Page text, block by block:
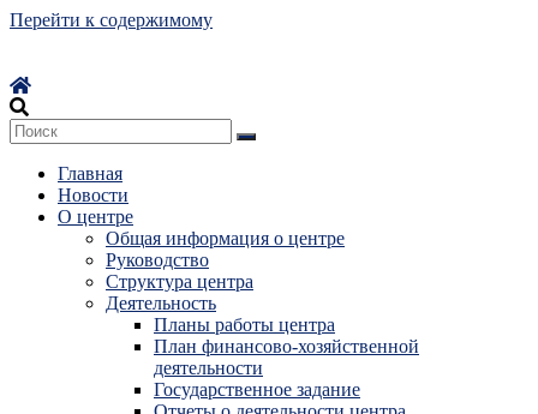
Перейти к содержимому
Главная
Новости
О центре
Общая информация о центре
Руководство
Структура центра
Деятельность
Планы работы центра
План финансово-хозяйственной
деятельности
Государственное задание